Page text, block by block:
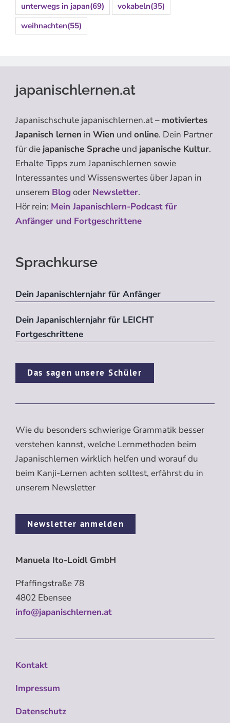
unterwegs in japan(69) vokabeln(35)
weihnachten(55)
japanischlernen.at
Japanischschule japanischlernen.at – motiviertes
Japanisch lernen in Wien und online. Dein Partner
für die japanische Sprache und japanische Kultur.
Erhalte Tipps zum Japanischlernen sowie
Interessantes und Wissenswertes über Japan in
unserem Blogoder Newsletter.
Hör rein: Mein Japanischlern-Podcast für
Anfänger und Fortgeschrittene
Sprachkurse
Dein Japanischlernjahr für Anfänger
Dein Japanischlernjahr für LEICHT
Fortgeschrittene
Das sagen unsere Schüler
Wie du besonders schwierige Grammatik besser
verstehen kannst, welche Lernmethoden beim
Japanischlernen wirklich helfen und worauf du
beim Kanji-Lernen achten solltest, erfährst du in
unserem Newsletter
Newsletter anmelden
Manuela Ito-Loidl GmbH
Pfaffingstraße 78
4802 Ebensee
info@japanischlernen.at
Kontakt
Impressum
Datenschutz